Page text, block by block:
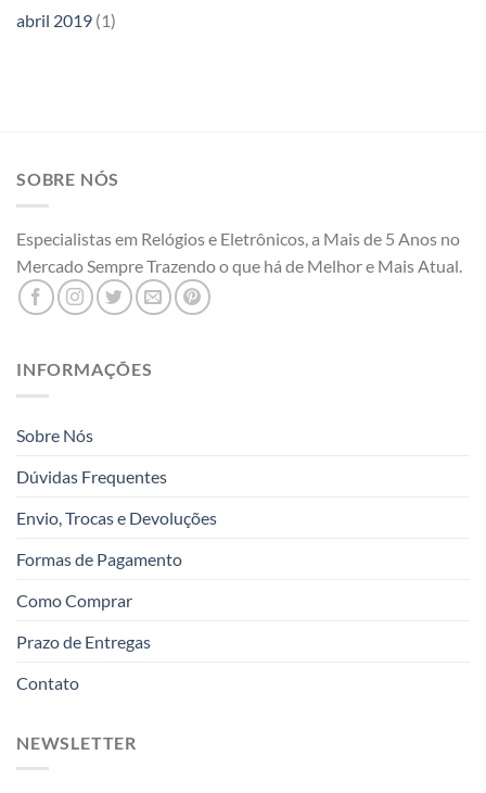
abril 2019 (1)
SOBRE NÓS
Especialistas em Relógios e Eletrônicos, a Mais de 5 Anos no
Mercado Sempre Trazendo o que há de Melhor e Mais Atual.
INFORMAÇÕES
Sobre Nós
Dúvidas Frequentes
Envio, Trocas e Devoluções
Formas de Pagamento
Como Comprar
Prazo de Entregas
Contato
NEWSLETTER